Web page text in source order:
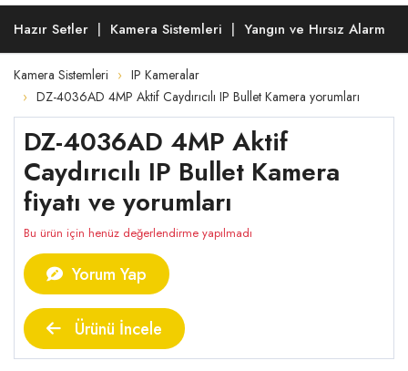
Hazır Setler Kamera Sistemleri Yangın ve Hırsız Alarm
Kamera Sistemleri
IP Kameralar
DZ-4036AD 4MP Aktif Caydırıcılı IP Bullet Kamera yorumları
DZ-4036AD 4MP Aktif
Caydırıcılı IP Bullet Kamera
fiyatı ve yorumları
Bu ürün için henüz değerlendirme yapılmadı
Yorum Yap
Ürünü İncele